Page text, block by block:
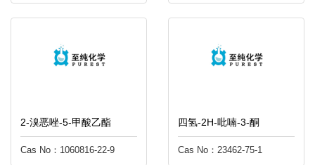
2-溴恶唑-5-甲酸乙酯
Cas No：1060816-22-9
四氢-2H-吡喃-3-酮
Cas No：23462-75-1